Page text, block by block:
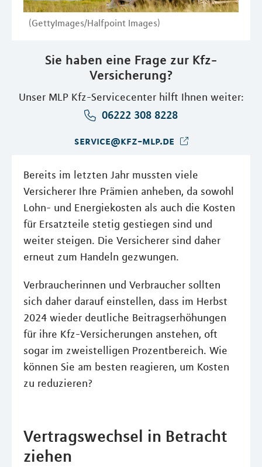
(GettyImages/Halfpoint Images)
Sie haben eine Frage zur Kfz-
Versicherung?
Unser MLP Kfz-Servicecenter hilft Ihnen weiter:
06222 308 8228
service@kfz-mlp.de
Bereits im letzten Jahr mussten viele
Versicherer Ihre Prämien anheben, da sowohl
Lohn- und Energiekosten als auch die Kosten
für Ersatzteile stetig gestiegen sind und
weiter steigen. Die Versicherer sind daher
erneut zum Handeln gezwungen.
Verbraucherinnen und Verbraucher sollten
sich daher darauf einstellen, dass im Herbst
2024 wieder deutliche Beitragserhöhungen
für ihre Kfz-Versicherungen anstehen, oft
sogar im zweistelligen Prozentbereich. Wie
können Sie am besten reagieren, um Kosten
zu reduzieren?
Vertragswechsel in Betracht
ziehen